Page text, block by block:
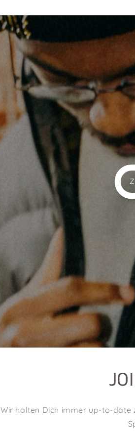
Wir halten Dich immer up-to-date